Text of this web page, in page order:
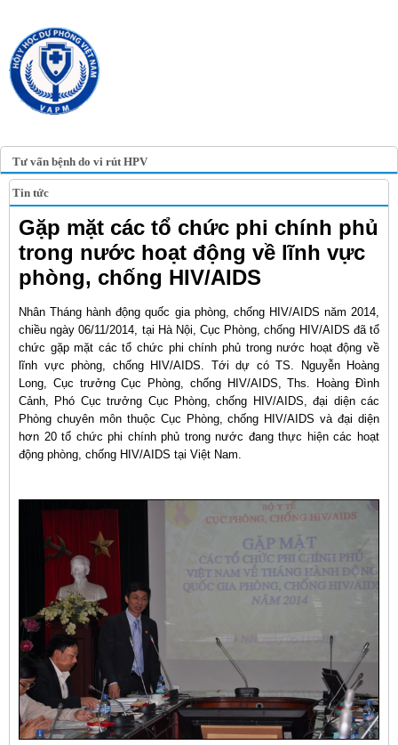
Tư vấn bệnh do vi rút HPV
Tin tức
Gặp mặt các tổ chức phi chính phủ
trong nước hoạt động về lĩnh vực
phòng, chống HIV/AIDS
Nhân Tháng hành động quốc gia phòng, chống HIV/AIDS năm 2014,
chiều ngày 06/11/2014, tại Hà Nội, Cục Phòng, chống HIV/AIDS đã tổ
chức gặp mặt các tổ chức phi chính phủ trong nước hoạt động về
lĩnh vực phòng, chống HIV/AIDS. Tới dự có TS. Nguyễn Hoàng
Long, Cục trưởng Cục Phòng, chống HIV/AIDS, Ths. Hoàng Đình
Cảnh, Phó Cục trưởng Cục Phòng, chống HIV/AIDS, đại diện các
Phòng chuyên môn thuộc Cục Phòng, chống HIV/AIDS và đại diện
hơn 20 tổ chức phi chính phủ trong nước đang thực hiện các hoạt
động phòng, chống HIV/AIDS tại Việt Nam.